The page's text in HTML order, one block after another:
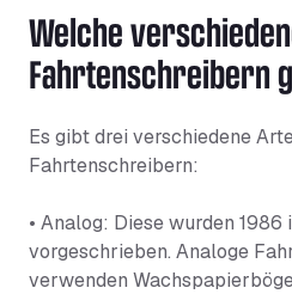
Welche
Fahrtenschreibern
Es gibt drei verschiedene
Fahrtenschreibern:
• Analog: Diese wurden 1986
vorgeschrieben. Analoge
verwenden